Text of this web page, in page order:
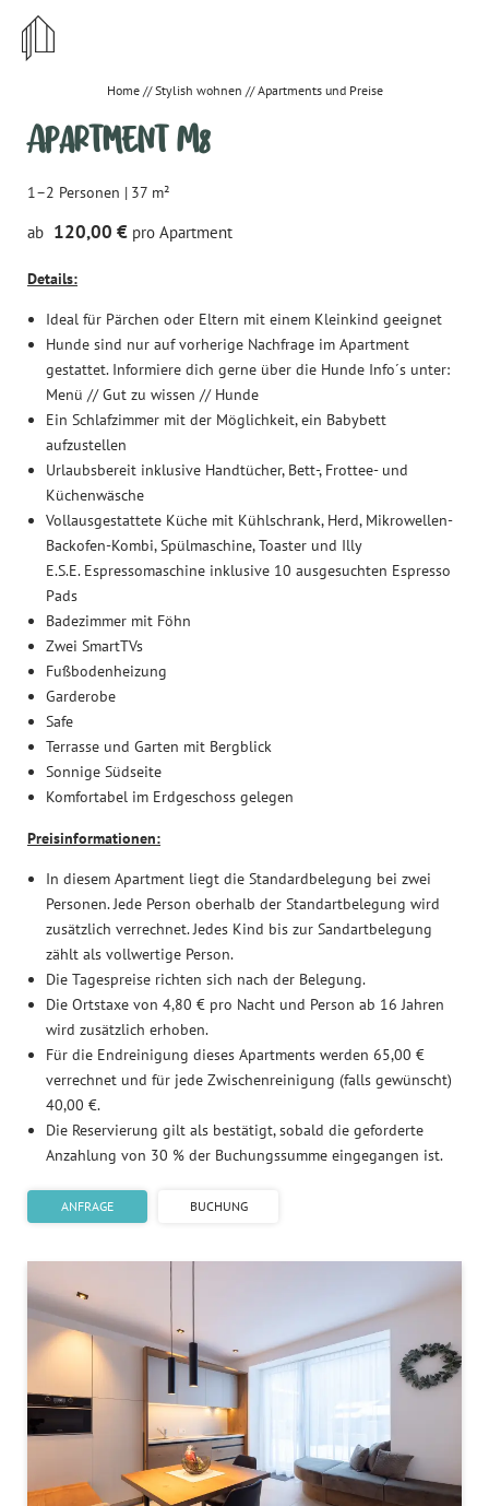
UNWIDERSTEHLICH
Stylish wohnen
Apartments und Preise
Gut zu wissen - wichtige Infos & Hausregeln
Angebote
Anreise
Anfrage
Buchung
Sicherer Urlaub
Berge erleben
Richtig entspannen
DE EN
Home //Stylish wohnen //Apartments und Preise
Apartment M8
1–2 Personen | 37 m²
ab 120,00 € pro Apartment
Details:
Ideal für Pärchen oder Eltern mit einem Kleinkind geeignet
Hunde sind nur auf vorherige Nachfrage im Apartment
gestattet. Informiere dich gerne über die Hunde Info´s unter:
Menü // Gut zu wissen // Hunde
Ein Schlafzimmer mit der Möglichkeit, ein Babybett
aufzustellen
Urlaubsbereit inklusive Handtücher, Bett-, Frottee- und
Küchenwäsche
Vollausgestattete Küche mit Kühlschrank, Herd, Mikrowellen-
Backofen-Kombi, Spülmaschine, Toaster und Illy
E.S.E. Espressomaschine inklusive 10 ausgesuchten Espresso
Pads
Badezimmer mit Föhn
Zwei SmartTVs
Fußbodenheizung
Garderobe
Safe
Terrasse und Garten mit Bergblick
Sonnige Südseite
Komfortabel im Erdgeschoss gelegen
Preisinformationen:
In diesem Apartment liegt die Standardbelegung bei zwei
Personen. Jede Person oberhalb der Standartbelegung wird
zusätzlich verrechnet. Jedes Kind bis zur Sandartbelegung
zählt als vollwertige Person.
Die Tagespreise richten sich nach der Belegung.
Die Ortstaxe von 4,80 € pro Nacht und Person ab 16 Jahren
wird zusätzlich erhoben.
Für die Endreinigung dieses Apartments werden 65,00 €
verrechnet und für jede Zwischenreinigung (falls gewünscht)
40,00 €.
Die Reservierung gilt als bestätigt, sobald die geforderte
Anzahlung von 30 % der Buchungssumme eingegangen ist.
ANFRAGE BUCHUNG